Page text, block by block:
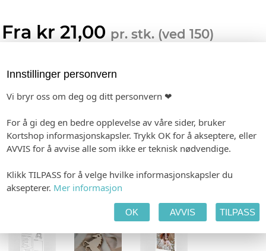
Fra kr 21,00 pr. stk. (ved 150)
MATCHENDE PRODUKTER:
SMÅ PLAKATER MAGEBELTE SPESIALHEFTE
GAVELISTE
Innstillinger personvern
Vi bryr oss om deg og ditt personvern ❤
For å gi deg en bedre opplevelse av våre sider, bruker
Kortshop informasjonskapsler. Trykk OK for å akseptere, eller
AVVIS for å avvise alle som ikke er teknisk nødvendige.
Klikk TILPASS for å velge hvilke informasjonskapsler du
aksepterer. Mer informasjon
OK AVVIS TILPASS